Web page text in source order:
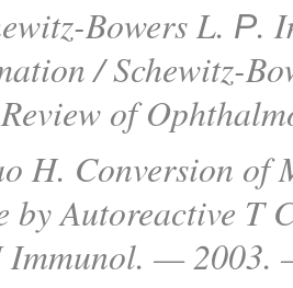
Bowers L. Р.
/ Schewitz-
of
H. Conversion of
by Autoreactive T
— 2003.